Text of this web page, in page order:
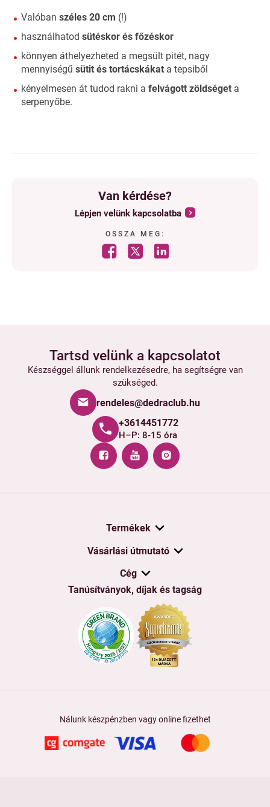
Valóban széles 20 cm (!)
használhatod sütéskor és főzéskor
könnyen áthelyezheted a megsült pitét, nagy
mennyiségű sütit és tortácskákat a tepsiből
kényelmesen át tudod rakni a felvágott zöldséget a
serpenyőbe.
Van kérdése?
Lépjen velünk kapcsolatba
OSSZA MEG:
Tartsd velünk a kapcsolatot
Készséggel állunk rendelkezésedre, ha segítségre van
szükséged.
rendeles@dedraclub.hu
+3614451772
H–P: 8-15 óra
Termékek
Vásárlási útmutató
Cég
Tanúsítványok, díjak és tagság
Nálunk készpénzben vagy online fizethet